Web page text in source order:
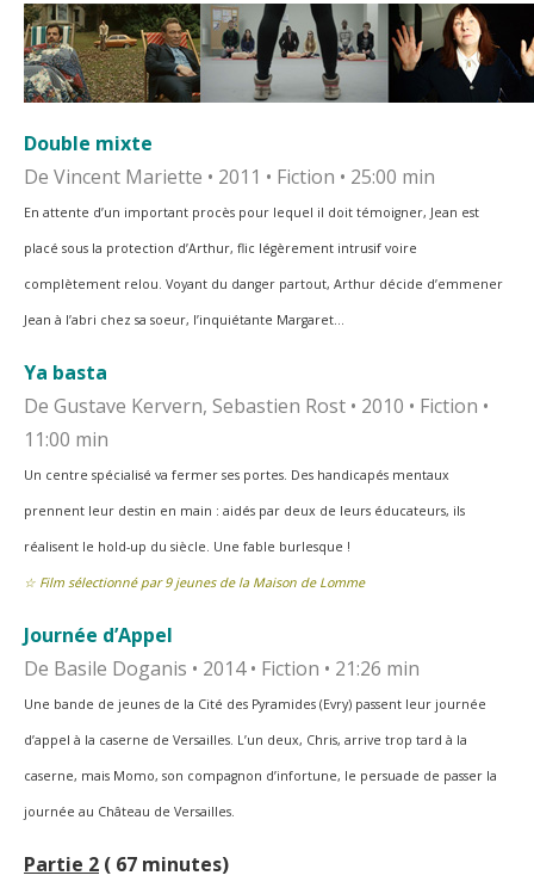
Double mixte
De Vincent Mariette • 2011 • Fiction • 25:00 min
En attente d’un important procès pour lequel il doit témoigner, Jean est
placé sous la protection d’Arthur, flic légèrement intrusif voire
complètement relou. Voyant du danger partout, Arthur décide d’emmener
Jean à l’abri chez sa soeur, l’inquiétante Margaret…
Ya basta
De Gustave Kervern, Sebastien Rost • 2010 • Fiction •
11:00 min
Un centre spécialisé va fermer ses portes. Des handicapés mentaux
prennent leur destin en main : aidés par deux de leurs éducateurs, ils
réalisent le hold-up du siècle. Une fable burlesque !
☆ Film sélectionné par 9 jeunes de la Maison de Lomme
Journée d’Appel
De Basile Doganis • 2014 • Fiction • 21:26 min
Une bande de jeunes de la Cité des Pyramides (Evry) passent leur journée
d’appel à la caserne de Versailles. L’un deux, Chris, arrive trop tard à la
caserne, mais Momo, son compagnon d’infortune, le persuade de passer la
journée au Château de Versailles.
Partie 2 ( 67 minutes)